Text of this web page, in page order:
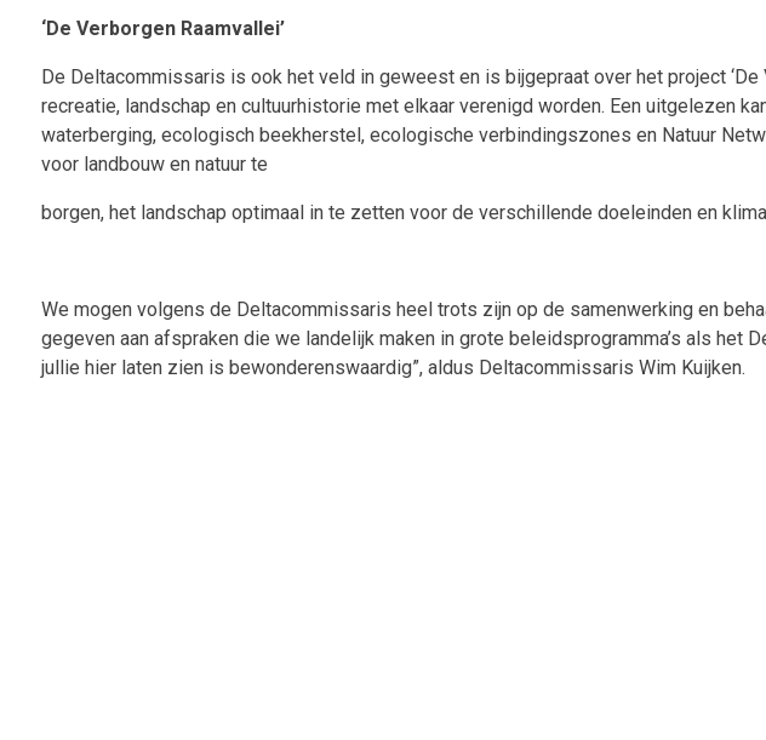
‘De Verborgen Raamvallei’
De Deltacommissaris is ook het veld in geweest en is bijgepraat over het project ‘De
recreatie, landschap en cultuurhistorie met elkaar verenigd worden. Een uitgelezen
waterberging, ecologisch beekherstel, ecologische verbindingszones en Natuur
voor landbouw en natuur te
borgen, het landschap optimaal in te zetten voor de verschillende doeleinden en
We mogen volgens de Deltacommissaris heel trots zijn op de samenwerking en
gegeven aan afspraken die we landelijk maken in grote beleidsprogramma’s als het
jullie hier laten zien is bewonderenswaardig”, aldus Deltacommissaris Wim Kuijken.